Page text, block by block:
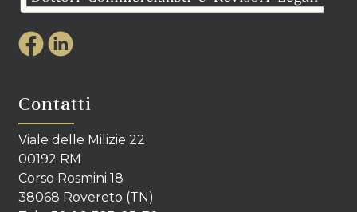
Contatti
Viale delle Milizie 22
00192 RM
Corso Rosmini 18
38068 Rovereto (TN)